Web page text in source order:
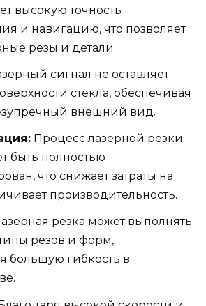
высокую точность
и навигацию, что позволяет
резы и детали.
сигнал не оставляет
стекла, обеспечивая
внешний вид.
Процесс лазерной резки
быть полностью
что снижает затраты на
производительность.
резка может выполнять
резов и форм,
большую гибкость в